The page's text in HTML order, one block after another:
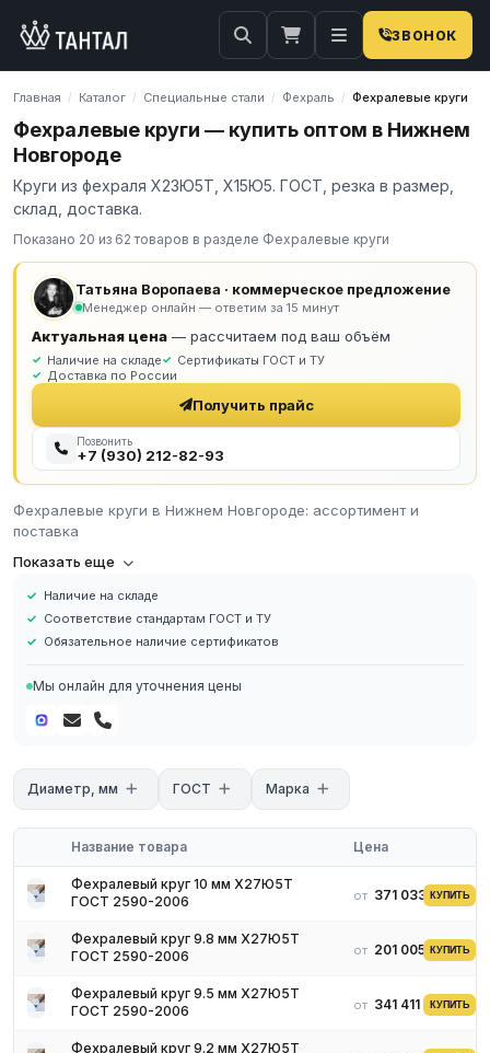
ЗВОНОК
Главная / Каталог / Специальные стали / Фехраль / Фехралевые круги
Фехралевые круги — купить оптом в Нижнем
Новгороде
Круги из фехраля Х23Ю5Т, Х15Ю5. ГОСТ, резка в размер,
склад, доставка.
Показано 20 из 62 товаров в разделе Фехралевые круги
Татьяна Воропаева · коммерческое предложение
Менеджер онлайн — ответим за 15 минут
Актуальная цена — рассчитаем под ваш объём
Наличие на складе
Сертификаты ГОСТ и ТУ
Доставка по России
Получить прайс
Позвонить
+7 (930) 212-82-93
Фехралевые круги в Нижнем Новгороде: ассортимент и
поставка
Фехралевые круги
заготовки для полуфабрикатов, которые имеют меньший
размер и круглую форму. Его также называют прутком круглого
Определение фехралевых кругов
Показать еще
Наличие на складе
Соответствие стандартам ГОСТ и ТУ
Обязательное наличие сертификатов
Мы онлайн для уточнения цены
Диаметр, мм ГОСТ Марка
Название товара Цена
Фехралевый круг 10 мм Х27Ю5Т
ГОСТ 2590-2006
от 371 033 ₽КУПИТЬ
Фехралевый круг 9.8 мм Х27Ю5Т
ГОСТ 2590-2006
от 201 005 ₽КУПИТЬ
Фехралевый круг 9.5 мм Х27Ю5Т
ГОСТ 2590-2006
от 341 411 ₽КУПИТЬ
Фехралевый круг 9.2 мм Х27Ю5Т